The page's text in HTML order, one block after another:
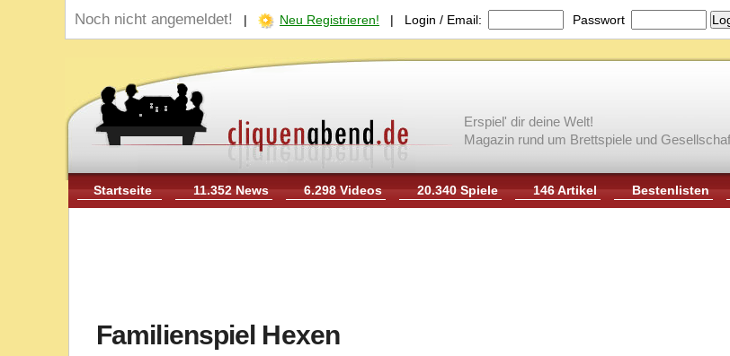
Noch nicht angemeldet! | Neu Registrieren! | Login / Email: Passwort
Erspiel' dir deine Welt!
Magazin rund um Brettspiele und
Startseite 11.352 News 6.298 Videos 20.340 Spiele 146 Artikel Bestenlisten
Familienspiel Hexen